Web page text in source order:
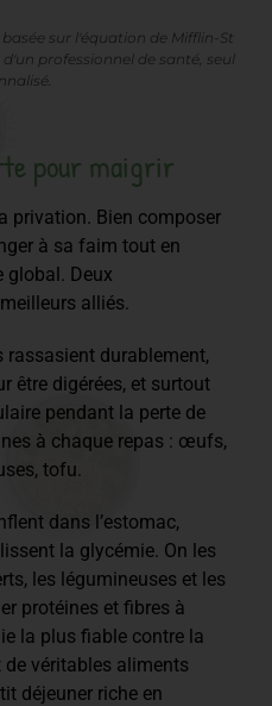
sur l'équation de Mifflin-St
professionnel de santé, seul
pour maigrir
privation. Bien composer
à sa faim tout en
global. Deux
alliés.
rassasient durablement,
être digérées, et surtout
pendant la perte de
à chaque repas : œufs,
tofu.
dans l’estomac,
la glycémie. On les
les légumineuses et les
protéines et fibres à
la plus fiable contre la
véritables aliments
déjeuner riche en